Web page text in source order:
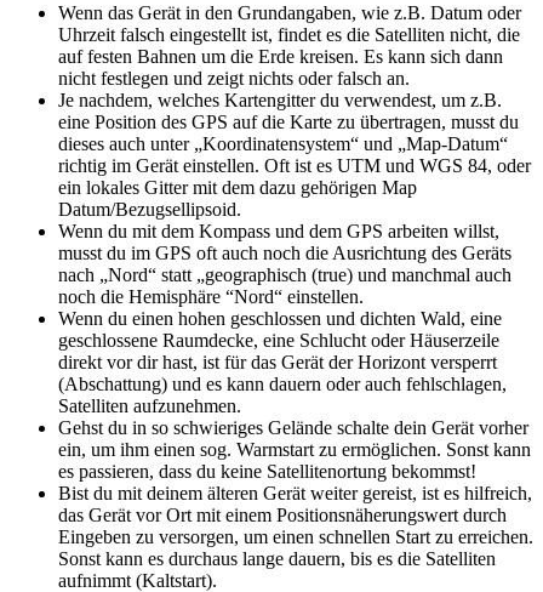
Wenn das Gerät in den Grundangaben, wie z.B. Datum oder
Uhrzeit falsch eingestellt ist, findet es die Satelliten nicht, die
auf festen Bahnen um die Erde kreisen. Es kann sich dann
nicht festlegen und zeigt nichts oder falsch an.
Je nachdem, welches Kartengitter du verwendest, um z.B.
eine Position des GPS auf die Karte zu übertragen, musst du
dieses auch unter „Koordinatensystem“ und „Map-Datum“
richtig im Gerät einstellen. Oft ist es UTM und WGS 84, oder
ein lokales Gitter mit dem dazu gehörigen Map
Datum/Bezugsellipsoid.
Wenn du mit dem Kompass und dem GPS arbeiten willst,
musst du im GPS oft auch noch die Ausrichtung des Geräts
nach „Nord“ statt „geographisch (true) und manchmal auch
noch die Hemisphäre “Nord“ einstellen.
Wenn du einen hohen geschlossen und dichten Wald, eine
geschlossene Raumdecke, eine Schlucht oder Häuserzeile
direkt vor dir hast, ist für das Gerät der Horizont versperrt
(Abschattung) und es kann dauern oder auch fehlschlagen,
Satelliten aufzunehmen.
Gehst du in so schwieriges Gelände schalte dein Gerät vorher
ein, um ihm einen sog. Warmstart zu ermöglichen. Sonst kann
es passieren, dass du keine Satellitenortung bekommst!
Bist du mit deinem älteren Gerät weiter gereist, ist es hilfreich,
das Gerät vor Ort mit einem Positionsnäherungswert durch
Eingeben zu versorgen, um einen schnellen Start zu erreichen.
Sonst kann es durchaus lange dauern, bis es die Satelliten
aufnimmt (Kaltstart).